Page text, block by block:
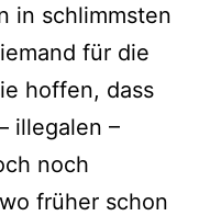
in schlimmsten
für die
hoffen, dass
illegalen –
noch
früher schon